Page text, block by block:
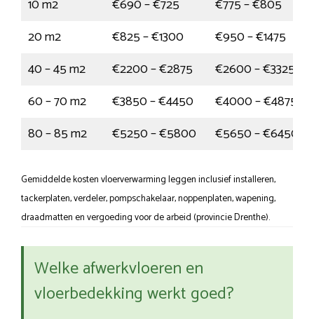
10 m2
€690 – €725
€775 – €805
20 m2
€825 – €1300
€950 – €1475
40 – 45 m2
€2200 – €2875
€2600 – €3325
60 – 70 m2
€3850 – €4450
€4000 – €4875
80 – 85 m2
€5250 – €5800 €5650 – €6450
Gemiddelde kosten vloerverwarming leggen inclusief installeren,
tackerplaten, verdeler, pompschakelaar, noppenplaten, wapening,
draadmatten en vergoeding voor de arbeid (provincie Drenthe).
Welke afwerkvloeren en
vloerbedekking werkt goed?